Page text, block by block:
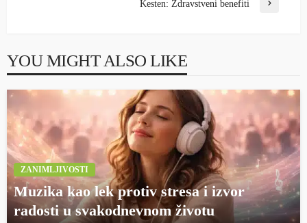
Kesten: Zdravstveni benefiti
YOU MIGHT ALSO LIKE
ZANIMLJIVOSTI
Muzika kao lek protiv stresa i izvor
radosti u svakodnevnom životu